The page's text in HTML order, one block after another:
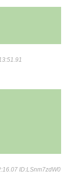
ID:LSnm7zdW0